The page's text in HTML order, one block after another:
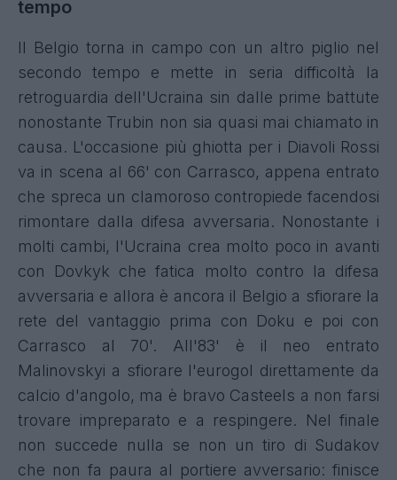
tempo
Il Belgio torna in campo con un altro piglio nel
secondo tempo e mette in seria difficoltà la
retroguardia dell'Ucraina sin dalle prime battute
nonostante Trubin non sia quasi mai chiamato in
causa. L'occasione più ghiotta per i Diavoli Rossi
va in scena al 66' con Carrasco, appena entrato
che spreca un clamoroso contropiede facendosi
rimontare dalla difesa avversaria. Nonostante i
molti cambi, l'Ucraina crea molto poco in avanti
con Dovkyk che fatica molto contro la difesa
avversaria e allora è ancora il Belgio a sfiorare la
rete del vantaggio prima con Doku e poi con
Carrasco al 70'. All'83' è il neo entrato
Malinovskyi a sfiorare l'eurogol direttamente da
calcio d'angolo, ma è bravo Casteels a non farsi
trovare impreparato e a respingere. Nel finale
non succede nulla se non un tiro di Sudakov
che non fa paura al portiere avversario: finisce